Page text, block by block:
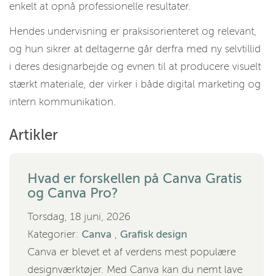
enkelt at opnå professionelle resultater.
Hendes undervisning er praksisorienteret og relevant,
og hun sikrer at deltagerne går derfra med ny selvtillid
i deres designarbejde og evnen til at producere visuelt
stærkt materiale, der virker i både digital marketing og
intern kommunikation.
Artikler
Hvad er forskellen på Canva Gratis
og Canva Pro?
Torsdag, 18 juni, 2026
Kategorier: Canva , Grafisk design
Canva er blevet et af verdens mest populære
designværktøjer. Med Canva kan du nemt lave